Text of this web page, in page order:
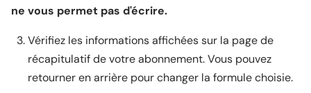
ne vous permet pas d'écrire.
Vérifiez les informations affichées sur la page de
récapitulatif de votre abonnement. Vous pouvez
retourner en arrière pour changer la formule choisie.